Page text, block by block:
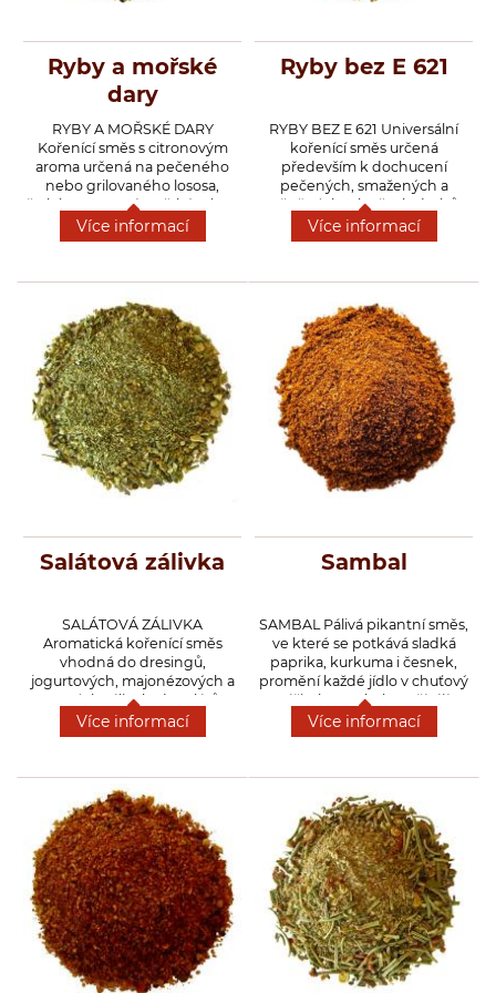
Dárkové krabičky a rukávy s kořením
Prázdné dózy a kořenky na koření
Přihlášení pro VO
Ryby a mořské
dary
RYBY A MOŘSKÉ DARY
Kořenící směs s citronovým
aroma určená na pečeného
nebo grilovaného lososa,
žraloka a ostatní mořské ryby a
dary moře, můžeme použít i na
rybí filé a ryby sladkovodní,
Více informací
Ryby bez E 621
RYBY BEZ E 621 Universální
kořenící směs určená
především k dochucení
pečených, smažených a
rožněných ryb všech druhů,
můžeme též přidat do
restované a dušené zeleniny.
Více informací
Salátová zálivka
SALÁTOVÁ ZÁLIVKA
Aromatická kořenící směs
vhodná do dresingů,
jogurtových, majonézových a
octových zálivek, do salátů z
ryb, těstovin a zeleniny, ale
můžeme ji použít do
brambor.
Více informací
Sambal
SAMBAL Pálivá pikantní směs,
ve které se potkává sladká
paprika, kurkuma i česnek,
promění každé jídlo v chuťový
zážitek. Sambal používájí
hlavně v Indonesii, Malajsii,
Singapuru a na Sri Lance.
ale i pasty. Sambal v podobě
sypkého koření zvýrazní
grilované maso, zeleninu,
nudle nebo třeba smažený sýr.
Stačí špetka a vaše omáčky
dostanou pořádný říz.
Vyzkoušejte ho i do domácího
dipu k pečeným bramborám.
Ze sypkého koření můžeme
připravit i pastu smícháním
koření, vody, hnědého cukru,
octa, oleje a soli. Popř. koření,
Více informací